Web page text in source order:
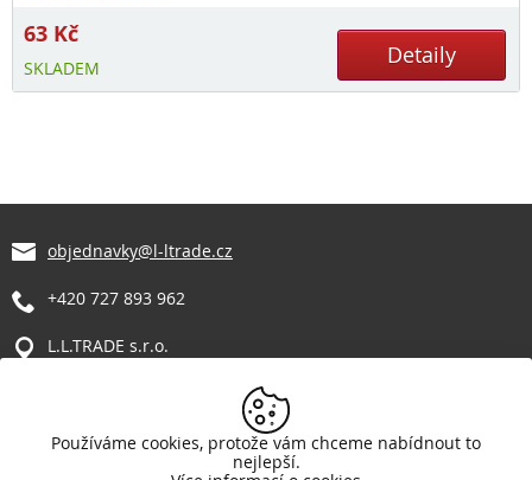
63 Kč
SKLADEM Detaily
objednavky@l-ltrade.cz
+420 727 893 962
L.L.TRADE s.r.o.
Vše o nákupu
Používáme cookies, protože vám chceme nabídnout to
nejlepší.